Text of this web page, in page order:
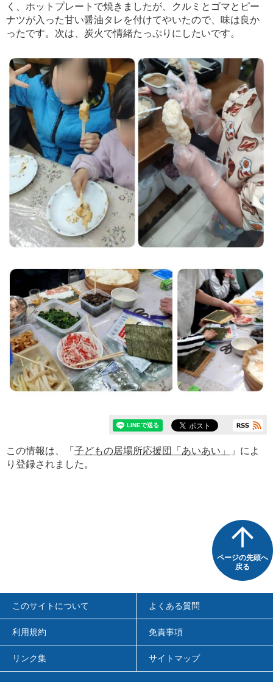
く、ホットプレートで焼きましたが、クルミとゴマとピー
ナツが入った甘い醤油タレを付けてやいたので、味は良か
ったです。次は、炭火で情緒たっぷりにしたいです。
この情報は、「 子どもの居場所応援団「あいあい」
」によ
り登録されました。
ページの先頭へ
戻る
このサイトについて よくある質問
利用規約 免責事項
リンク集 サイトマップ